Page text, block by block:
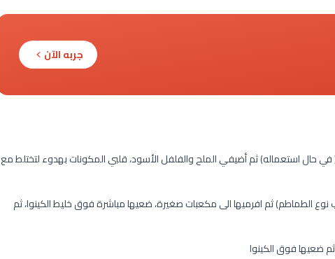
جربه الآن
حال استعماله) ثم أضيفي الملح والفلفل الأسود، قلبي المكونات بهدوء لتختلط مع
الطماطم) ثم افرميها الى مكعبات صغيرة، ضعيها مباشرة فوق خليط الكينوا، ثم
ضعيها فوق الكينوا